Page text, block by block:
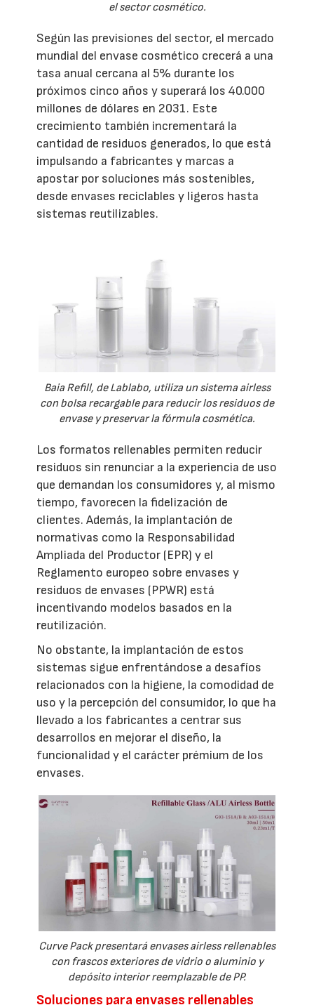
el sector cosmético.
Según las previsiones del sector, el mercado
mundial del envase cosmético crecerá a una
tasa anual cercana al 5% durante los
próximos cinco años y superará los 40.000
millones de dólares en 2031. Este
crecimiento también incrementará la
cantidad de residuos generados, lo que está
impulsando a fabricantes y marcas a
apostar por soluciones más sostenibles,
desde envases reciclables y ligeros hasta
sistemas reutilizables.
Baia Refill, de Lablabo, utiliza un sistema airless
con bolsa recargable para reducir los residuos de
envase y preservar la fórmula cosmética.
Los formatos rellenables permiten reducir
residuos sin renunciar a la experiencia de uso
que demandan los consumidores y, al mismo
tiempo, favorecen la fidelización de
clientes. Además, la implantación de
normativas como la Responsabilidad
Ampliada del Productor (EPR) y el
Reglamento europeo sobre envases y
residuos de envases (PPWR) está
incentivando modelos basados en la
reutilización.
No obstante, la implantación de estos
sistemas sigue enfrentándose a desafíos
relacionados con la higiene, la comodidad de
uso y la percepción del consumidor, lo que ha
llevado a los fabricantes a centrar sus
desarrollos en mejorar el diseño, la
funcionalidad y el carácter prémium de los
envases.
Curve Pack presentará envases airless rellenables
con frascos exteriores de vidrio o aluminio y
depósito interior reemplazable de PP.
Soluciones para envases rellenables